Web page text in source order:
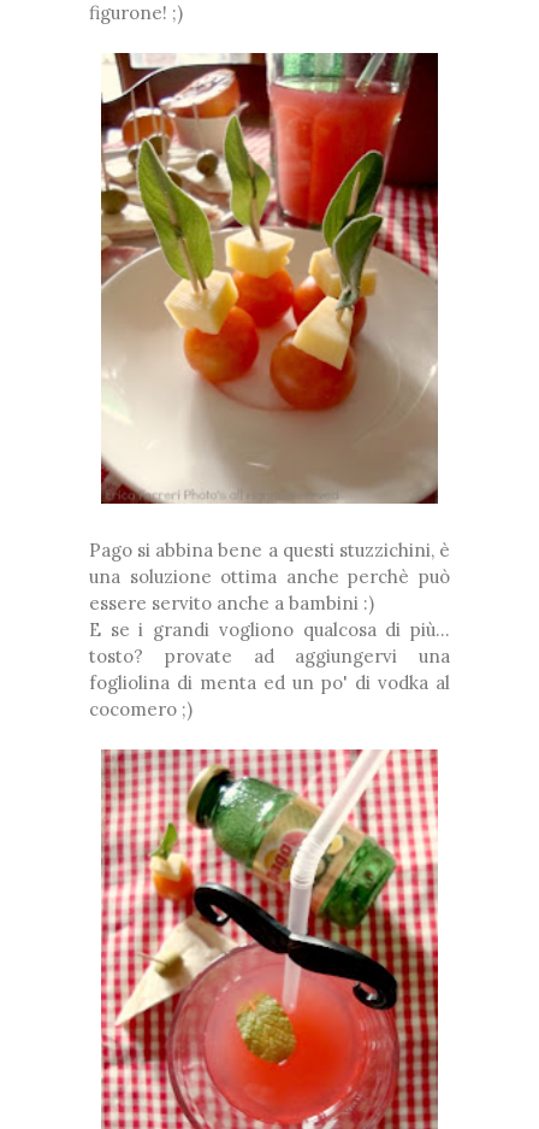
figurone! ;)
Pago si abbina bene a questi stuzzichini, è
una soluzione ottima anche perchè può
essere servito anche a bambini :)
E se i grandi vogliono qualcosa di più...
tosto? provate ad aggiungervi una
fogliolina di menta ed un po' di vodka al
cocomero ;)